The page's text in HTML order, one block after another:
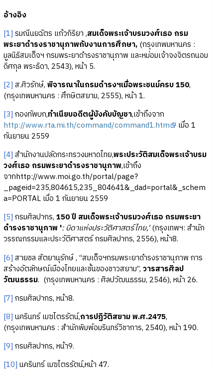
อ้างอิง
[1] รมณีนยฉัตร แก้วกิริยา ,สมเด็จพระเจ้าบรมวงศ์เธอ กรม
พระยาดำรงราชานุภาพกับงานการศึกษา,(กรุงเทพมหานคร :
มูลนิธิสมเด็จฯ กรมพระยาดำรงราชานุภาพ และหม่อมเจ้าจงจิตรถนอม
ดิศกุล พระธิดา, 2543), หน้า 5.
[2] ส.ศิวรักษ์, พิจารณาในกรมดำรงฯเมื่อพระชนม์ครบ 150,
(กรุงเทพมหานคร : ศึกษิตสยาม, 2555), หน้า 1.
[3] กองทัพบก,ทำเนียบอดีตผู้บังคับบัญชา,เข้าถึงจาก
http://www.rta.mi.th/command/command1.htm
เมื่อ 1
กันยายน 2559
[4] สำนักงานปลัดกระทรวงมหาดไทย,พระประวัติสมเด็จพระเจ้าบรม
วงศ์เธอ กรมพระยาดำรงราชานุภาพ,เข้าถึง
จากhttp://www.moi.go.th/portal/page?
_pageid=235,804615,235_804641&_dad=portal&_schem
a=PORTAL เมื่อ 1 กันยายน 2559
[5] กรมศิลปากร, 150 ปี สมเด็จพระเจ้าบรมวงศ์เธอ กรมพระยา
ดำรงราชานุภาพ ': บิดาแห่งประวัติศาสตร์ไทย,'(กรุงเทพฯ: สำนัก
วรรณกรรมและประวัติศาสตร์ กรมศิลปากร, 2556), หน้า8.
[6] สายชล สัตยานุรักษ์ , “สมเด็จฯกรมพระยาดำรงราชานุภาพ การ
สร้างอัตลักษณ์เมืองไทยและชั้นของชาวสยาม”, วารสารศิลป
วัฒนธรรม. (กรุงเทพมหานคร : ศิลปวัฒนธรรม, 2546), หน้า 26.
[7] กรมศิลปากร, หน้า8.
[8] นครินทร์ เมฆไตรรัตน์,การปฏิวัติสยาม พ.ศ.2475,
(กรุงเทพมหานคร : สำนักพิมพ์อมรินทร์วิชาการ, 2540), หน้า 190.
[9] กรมศิลปากร, หน้า9.
[10] นครินทร์ เมฆไตรรัตน์,หน้า 47.